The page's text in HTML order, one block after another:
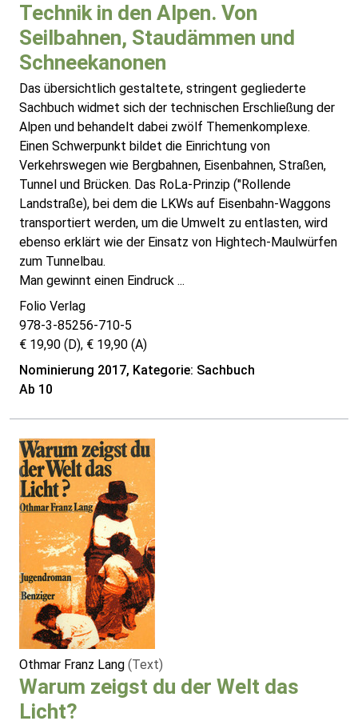
Technik in den Alpen. Von
Seilbahnen, Staudämmen und
Schneekanonen
Das übersichtlich gestaltete, stringent gegliederte
Sachbuch widmet sich der technischen Erschließung der
Alpen und behandelt dabei zwölf Themenkomplexe.
Einen Schwerpunkt bildet die Einrichtung von
Verkehrswegen wie Bergbahnen, Eisenbahnen, Straßen,
Tunnel und Brücken. Das RoLa-Prinzip ("Rollende
Landstraße), bei dem die LKWs auf Eisenbahn-Waggons
transportiert werden, um die Umwelt zu entlasten, wird
ebenso erklärt wie der Einsatz von Hightech-Maulwürfen
zum Tunnelbau.
Man gewinnt einen Eindruck ...
Folio Verlag
978-3-85256-710-5
€ 19,90 (D), € 19,90 (A)
Nominierung 2017, Kategorie: Sachbuch
Ab 10
Othmar Franz Lang (Text)
Warum zeigst du der Welt das
Licht?